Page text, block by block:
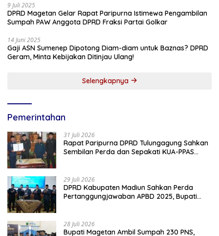
9 Juli 2025
DPRD Magetan Gelar Rapat Paripurna Istimewa Pengambilan
Sumpah PAW Anggota DPRD Fraksi Partai Golkar
14 Juni 2025
Gaji ASN Sumenep Dipotong Diam-diam untuk Baznas? DPRD
Geram, Minta Kebijakan Ditinjau Ulang!
Selengkapnya
Pemerintahan
31 Juli 2026
Rapat Paripurna DPRD Tulungagung Sahkan
Sembilan Perda dan Sepakati KUA-PPAS
29 Juli 2026
DPRD Kabupaten Madiun Sahkan Perda
Pertanggungjawaban APBD 2025, Bupati
28 Juli 2026
Bupati Magetan Ambil Sumpah 230 PNS,